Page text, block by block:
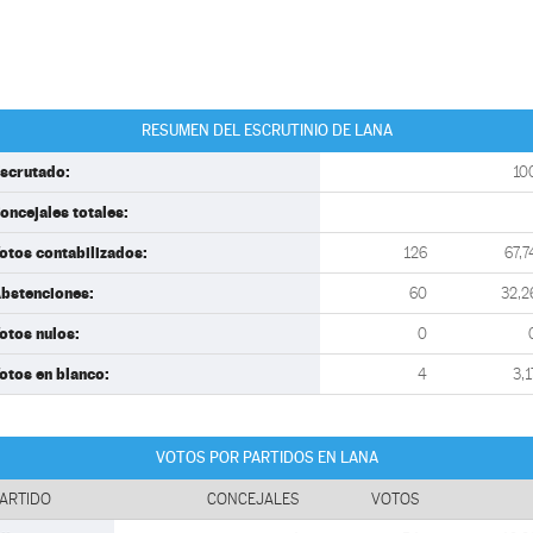
RESUMEN DEL ESCRUTINIO DE LANA
totales:
contabilizados: 126
60
nulos: 0
en blanco: 4
VOTOS POR PARTIDOS EN LANA
CONCEJALES VOTOS